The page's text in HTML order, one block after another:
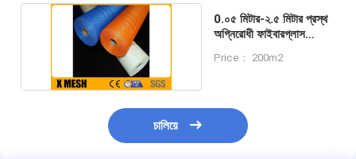
0.০৫ মিটার-২.৫ মিটার প্রস্থ
অগ্নিরোধী ফাইবারগ্লাস
Price： 200m2
চালিয়ে